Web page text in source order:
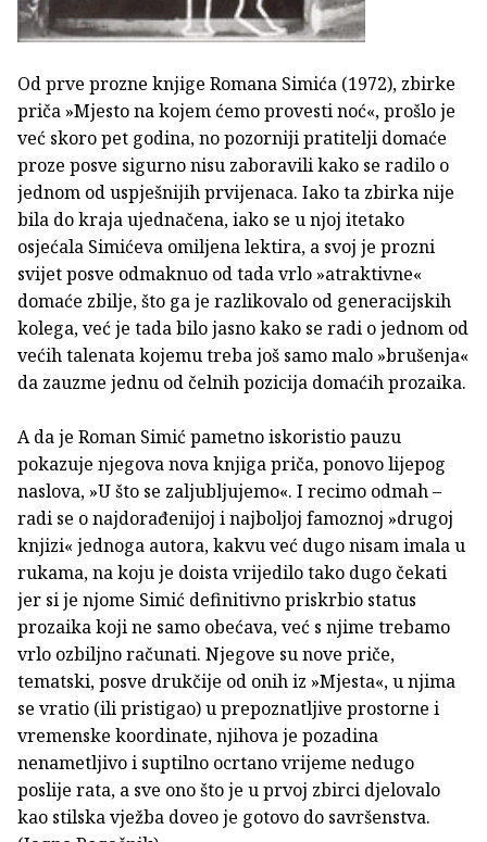
Od prve prozne knjige Romana Simića (1972), zbirke
priča »Mjesto na kojem ćemo provesti noć«, prošlo je
već skoro pet godina, no pozorniji pratitelji domaće
proze posve sigurno nisu zaboravili kako se radilo o
jednom od uspješnijih prvijenaca. Iako ta zbirka nije
bila do kraja ujednačena, iako se u njoj itetako
osjećala Simićeva omiljena lektira, a svoj je prozni
svijet posve odmaknuo od tada vrlo »atraktivne«
domaće zbilje, što ga je razlikovalo od generacijskih
kolega, već je tada bilo jasno kako se radi o jednom od
većih talenata kojemu treba još samo malo »brušenja«
da zauzme jednu od čelnih pozicija domaćih prozaika.
A da je Roman Simić pametno iskoristio pauzu
pokazuje njegova nova knjiga priča, ponovo lijepog
naslova, »U što se zaljubljujemo«. I recimo odmah –
radi se o najdorađenijoj i najboljoj famoznoj »drugoj
knjizi« jednoga autora, kakvu već dugo nisam imala u
rukama, na koju je doista vrijedilo tako dugo čekati
jer si je njome Simić definitivno priskrbio status
prozaika koji ne samo obećava, već s njime trebamo
vrlo ozbiljno računati. Njegove su nove priče,
tematski, posve drukčije od onih iz »Mjesta«, u njima
se vratio (ili pristigao) u prepoznatljive prostorne i
vremenske koordinate, njihova je pozadina
nenametljivo i suptilno ocrtano vrijeme nedugo
poslije rata, a sve ono što je u prvoj zbirci djelovalo
kao stilska vježba doveo je gotovo do savršenstva.